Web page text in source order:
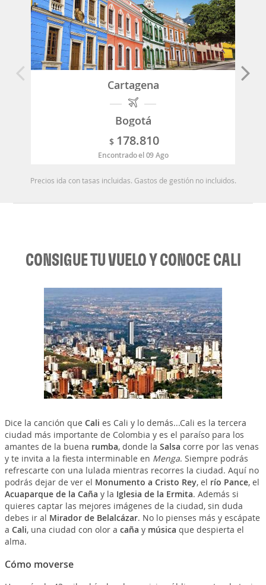
Cartagena
Bogotá
$ 178.810
Encontrado el 09 Ago
Precios ida con tasas incluidas. Gastos de gestión no incluidos.
CONSIGUE TU VUELO Y CONOCE CALI
Dice la canción que Cali es Cali y lo demás...Cali es la tercera
ciudad más importante de Colombia y es el paraíso para los
amantes de la buena rumba, donde la Salsa corre por las venas
y te invita a la fiesta interminable en Menga. Siempre podrás
refrescarte con una lulada mientras recorres la ciudad. Aquí no
podrás dejar de ver el Monumento a Cristo Rey, el río Pance, el
Acuaparque de la Caña y la Iglesia de la Ermita. Además si
quieres captar las mejores imágenes de la ciudad, sin duda
debes ir al Mirador de Belalcázar. No lo pienses más y escápate
a Cali, una ciudad con olor a caña y música que despierta el
alma.
Cómo moverse